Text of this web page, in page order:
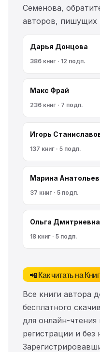
Семенова,
авторов, пишущих
Дарья Донцова
386 книг · 12 подп.
Макс Фрай
236 книг · 7 подп.
Игорь
137 книг · 5 подп.
Марина
37 книг · 5 подп.
Ольга
18 книг · 5 подп.
📲 Как читать на
Все книги автора
бесплатного
для онлайн-
регистрации и без